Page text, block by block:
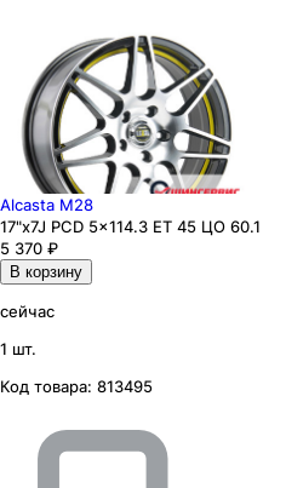
Alcasta M28
17"x7J PCD 5x114.3 ЕТ 45 ЦО 60.1
5 370 ₽
В корзину
сейчас
1 шт.
Код товара: 813495